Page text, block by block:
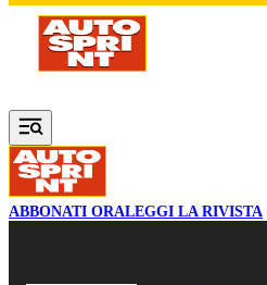
Vai al contenuto principale
ABBONATI ORALEGGI LA RIVISTA